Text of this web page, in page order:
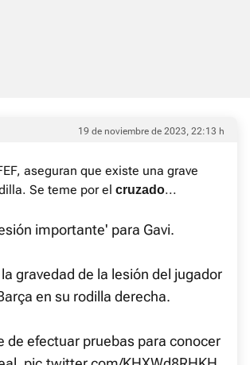
19 de noviembre de 2023, 22:13 h
aseguran que existe una grave
Se teme por el cruzado...
importante' para Gavi.
gravedad de la lesión del jugador
en su rodilla derecha.
de efectuar pruebas para conocer